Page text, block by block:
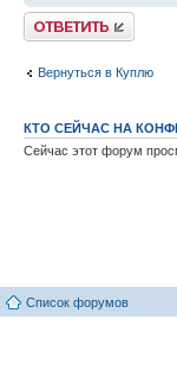
Ответить
Вернуться в Куплю
КТО СЕЙЧАС НА
Сейчас этот форум
Список форумов